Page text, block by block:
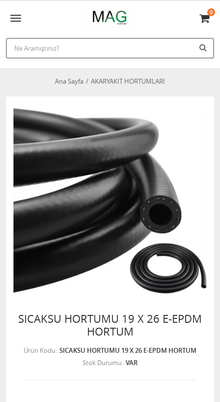
0
Ana Sayfa AKARYAKIT HORTUMLARI
SICAKSU HORTUMU 19 X 26 E-EPDM
HORTUM
Ürün Kodu SICAKSU HORTUMU 19 X 26 E-EPDM HORTUM
Stok Durumu VAR